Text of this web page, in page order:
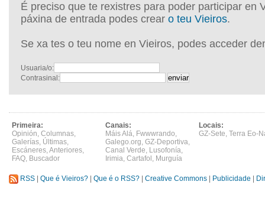
É preciso que te rexistres para poder participar en
páxina de entrada podes crear o teu Vieiros.
Se xa tes o teu nome en Vieiros, podes acceder
Usuaria/o:
Contrasinal:
Primeira:
Opinión, Columnas,
Galerías, Últimas,
Escáneres,Anteriores,
FAQ, Buscador
Canais:
Máis Alá, Fwwwrando,
Galego.org, GZ-Deportiva,
Canal Verde, Lusofonía,
Irimia, Cartafol , Murguía
Locais:
GZ-Sete, Terra Eo-
RSS Que é Vieiros? Que é o RSS? Creative Commons Publicidade